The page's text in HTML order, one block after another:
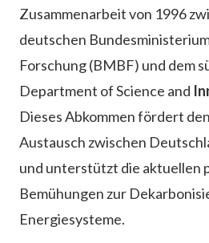
Zusammenarbeit von 1996
deutschen
Forschung (BMBF) und dem
Department of Science and
Dieses Abkommen fördert
Austausch zwischen
und unterstützt die aktuellen
Bemühungen zur
Energiesysteme.